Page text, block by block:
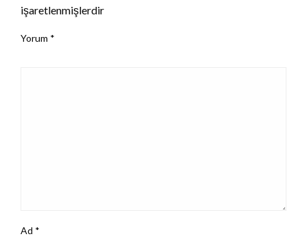
işaretlenmişlerdir
Yorum *
Ad *